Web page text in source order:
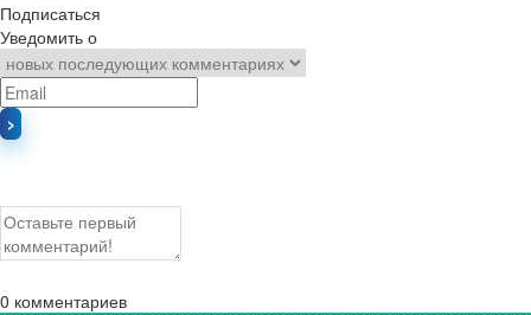
Подписаться
Уведомить о
0 комментариев